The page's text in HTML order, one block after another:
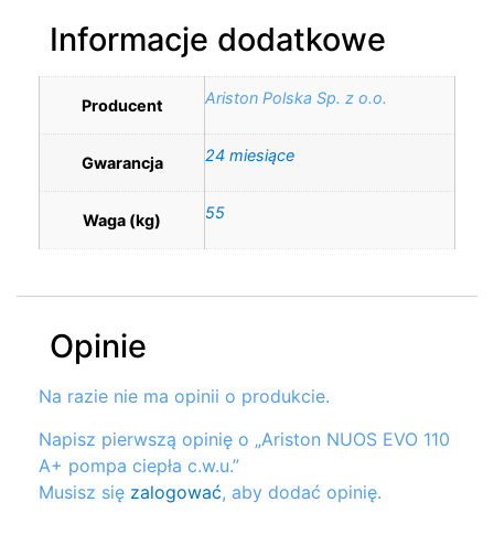
Informacje dodatkowe
Producent Ariston Polska Sp. z o.o.
Gwarancja 24 miesiące
Waga (kg) 55
Opinie
Na razie nie ma opinii o produkcie.
Napisz pierwszą opinię o „Ariston NUOS EVO 110
A+ pompa ciepła c.w.u.”
Musisz się zalogować, aby dodać opinię.